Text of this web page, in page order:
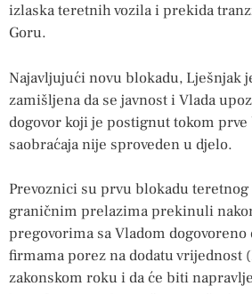
izlaska teretnih vozila i prekida
Goru.
Najavljujući novu blokadu, Lješnjak
zamišljena da se javnost i Vlada
dogovor koji je postignut tokom
saobraćaja nije sproveden u djelo.
Prevoznici su prvu blokadu teretnog
graničnim prelazima prekinuli
pregovorima sa Vladom
firmama porez na dodatu vrijednost
zakonskom roku i da će biti